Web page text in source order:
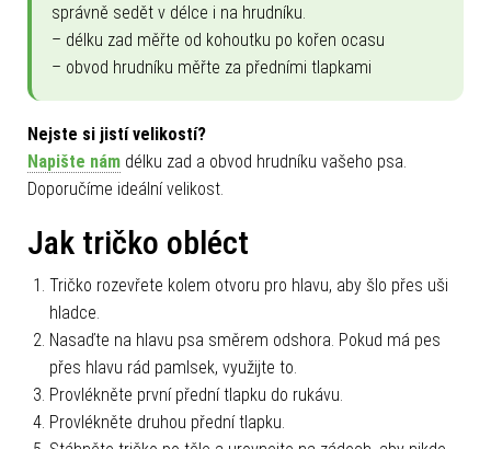
správně sedět v délce i na hrudníku.
– délku zad měřte od kohoutku po kořen ocasu
– obvod hrudníku měřte za předními tlapkami
Nejste si jistí velikostí?
Napište nám délku zad a obvod hrudníku vašeho psa.
Doporučíme ideální velikost.
Jak tričko obléct
Tričko rozevřete kolem otvoru pro hlavu, aby šlo přes uši
hladce.
Nasaďte na hlavu psa směrem odshora. Pokud má pes
přes hlavu rád pamlsek, využijte to.
Provlékněte první přední tlapku do rukávu.
Provlékněte druhou přední tlapku.